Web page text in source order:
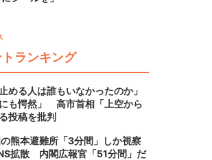
ランキング
める人は誰もいなかったのか」
にも愕然」 高市首相「上空から
投稿を批判
熊本避難所「3分間」しか視察
拡散 内閣広報官「51分間」だ